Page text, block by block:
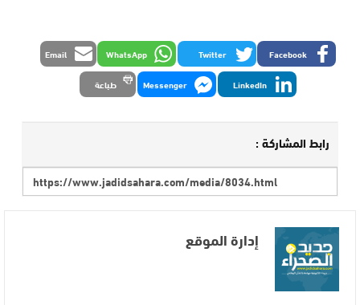
Facebook
Twitter
WhatsApp
Email
LinkedIn
Messenger طباعة
رابط المشاركة :
إدارة الموقع